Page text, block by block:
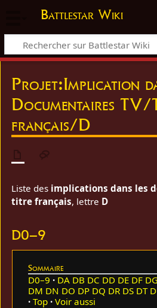
Battlestar Wiki
Projet:Implication
Documentaires
français/D
Liste des implications dans les
titre français, lettre D
D0–9
Sommaire
D0–9 DA DB DC DD DE DF DG
DM DN DO DP DQ DR DS DT
Top
Voir aussi